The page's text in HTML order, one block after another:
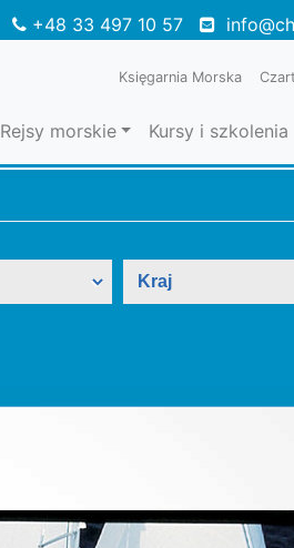
+48 33 497 10 57
Księgarnia Morska
Rejsy morskie Kursy i szkolenia